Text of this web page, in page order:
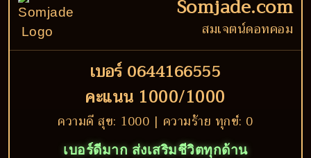
Somjade.com
สมเจตน์ดอทคอม
เบอร์ 0644166555
คะแนน 1000/1000
ความดี สุข: 1000 | ความร้าย ทุกข์: 0
เบอร์ดีมาก ส่งเสริมชีวิตทุกด้าน